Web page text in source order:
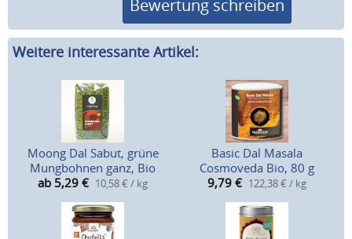
Bewertung schreiben
Weitere interessante Artikel:
Moong Dal Sabut, grüne
Mungbohnen ganz, Bio
ab 5,29 € 10,58 € / kg
Basic Dal Masala
Cosmoveda Bio, 80 g
9,79 € 122,38 € / kg